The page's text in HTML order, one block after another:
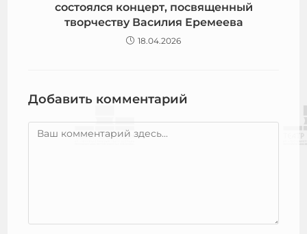
состоялся концерт, посвященный
творчеству Василия Еремеева
18.04.2026
Добавить комментарий